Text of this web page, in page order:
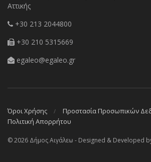
Αττικής
+30 213 2044800
+30 210 5315669
egaleo@egaleo.gr
Όροι Χρήσης
Προστασία Προσωπικών
Πολιτική Απορρήτου
© 2026 Δήμος Αιγάλεω - Designed & Developed